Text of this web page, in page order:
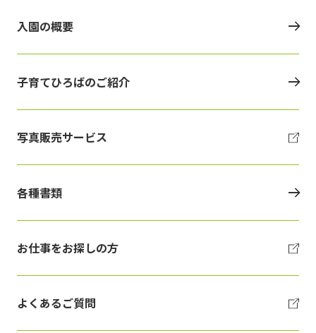
入園の概要
子育てひろばのご紹介
写真販売サービス
各種書類
お仕事をお探しの方
よくあるご質問